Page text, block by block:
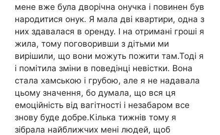
мене вже була дворічна онучка і повинен був
народитися онук. Я мала дві квартири, одна з
них здавалася в оренду. І на отримані гроші я
жила, тому поговоривши з дітьми ми
вирішили, що вони можуть пожити там.Тоді я
і помітила зміни в поведінці невістки. Вона
стала хамською і грубою, але я не надавала
цьому значення, бо думала, що вся ця
емоційність від вагітності і незабаром все
знову буде добре.Кілька тижнів тому я
зібрала найближчих мені людей, щоб